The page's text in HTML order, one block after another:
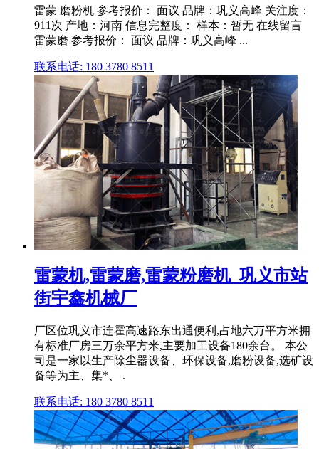
雷蒙 磨粉机 参考报价： 面议 品牌：巩义高峰 关注度：
911次 产地：河南 信息完整度： 样本：暂无 在线留言
雷蒙磨 参考报价： 面议 品牌：巩义高峰 ...
联系电话: 180 3780 8511
雷蒙机,雷蒙磨,雷蒙粉磨机_巩义市站
街宇鑫机械厂
厂区位巩义市连霍高速路东出通便利,占地六万平方米拥
有标准厂房三万余平方米,主要加工设备180余台。 本公
司是一家以生产除尘器设备、环保设备,磨粉设备,选矿设
备等为主、集*、 .
联系电话: 180 3780 8511